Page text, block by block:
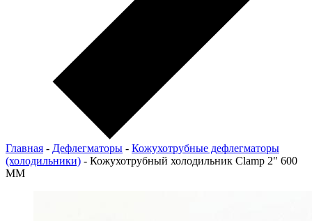
Главная - Дефлегматоры - Кожухотрубные дефлегматоры
(холодильники) - Кожухотрубный холодильник Clamp 2" 600
ММ